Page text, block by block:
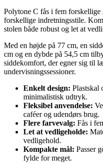
Polytone C fås i fem forskellige
forskellige indretningsstile.
stolen både robust og let at
Med en højde på 77 cm, en
cm og en dybde på 54,5 cm
siddekomfort, der egner sig til
undervisningssessioner.
Enkelt design: Plastskal
minimalistisk udtryk.
Fleksibel anvendelse:
caféer og udendørs brug.
Flere farvevalg: Fås i
Let at vedligeholde:
vedligehold.
Kompakte mål: Passer
fylde for meget.